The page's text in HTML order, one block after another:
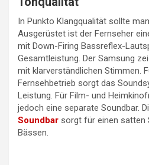
In Punkto Klangqualität sollte
Ausgerüstet ist der Fernseher
mit Down-Firing Bassreflex-
Gesamtleistung. Der Samsung
mit klarverständlichen Stimmen.
Fernsehbetrieb sorgt das
Leistung. Für Film- und
jedoch eine separate Soundbar.
Soundbar sorgt für einen satten
Bässen.